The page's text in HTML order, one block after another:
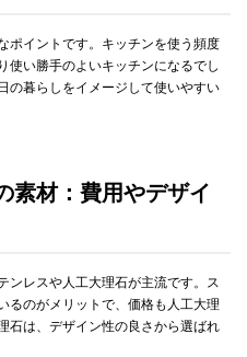
ポイントです。キッチンを使う頻度
使い勝手のよいキッチンになるでし
の暮らしをイメージして使いやすい
素材：費用やデザイ
ンレスや人工大理石が主流です。ス
るのがメリットで、価格も人工大理
石は、デザイン性の良さから選ばれ